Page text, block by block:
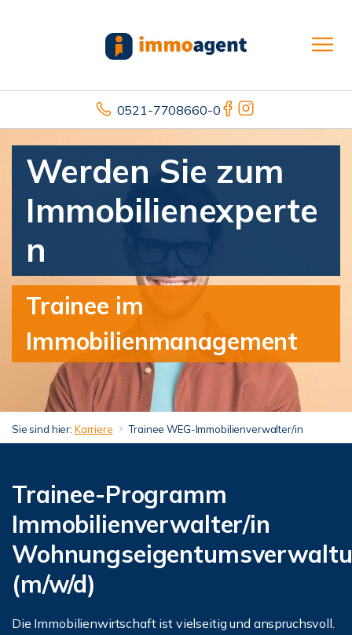
0521-7708660-0
Werden Sie zum
Immobilienexperte
n
Trainee im
Immobilienmanagement
Sie sind hier: Karriere Trainee WEG-Immobilienverwalter/in
Trainee-Programm
Immobilienverwalter/in
(m/w/d)
Die Immobilienwirtschaft ist vielseitig und anspruchsvoll.